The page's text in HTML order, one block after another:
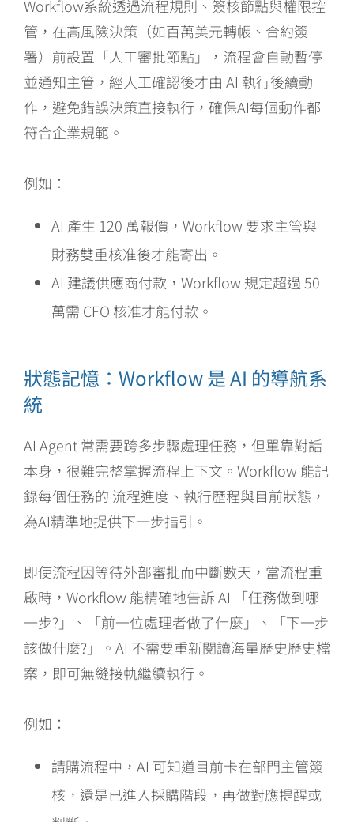
Workflow系統透過流程規則、簽核節點與權限控
管，在高風險決策（如百萬美元轉帳、合約簽
署）前設置「人工審批節點」，流程會自動暫停
並通知主管，經人工確認後才由 AI 執行後續動
作，避免錯誤決策直接執行，確保AI每個動作都
符合企業規範。
例如：
AI 產生 120 萬報價，Workflow 要求主管與
財務雙重核准後才能寄出。
AI 建議供應商付款，Workflow 規定超過 50
萬需 CFO 核准才能付款。
狀態記憶：Workflow 是 AI 的導航系
統
AI Agent 常需要跨多步驟處理任務，但單靠對話
本身，很難完整掌握流程上下文。Workflow 能記
錄每個任務的 流程進度、執行歷程與目前狀態，
為AI精準地提供下一步指引。
即使流程因等待外部審批而中斷數天，當流程重
啟時，Workflow 能精確地告訴 AI 「任務做到哪
一步?」、「前一位處理者做了什麼」、「下一步
該做什麼?」。AI 不需要重新閱讀海量歷史歷史檔
案，即可無縫接軌繼續執行。
例如：
請購流程中，AI 可知道目前卡在部門主管簽
核，還是已進入採購階段，再做對應提醒或